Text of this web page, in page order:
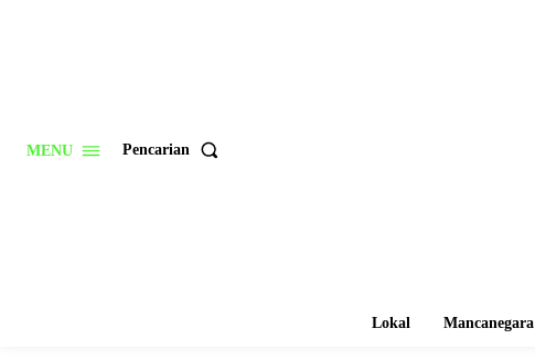
MENU Pencarian
Lokal Mancanegara